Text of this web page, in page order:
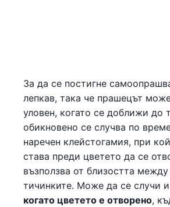
За да се постигне
лепкав, така че прашецът
уловен, когато се доближи до
обикновено се случва по
наречен клейстогамия, при
става преди цветето да се
възползва от близостта
тичинките. Може да се случи
когато цветето е отворено,